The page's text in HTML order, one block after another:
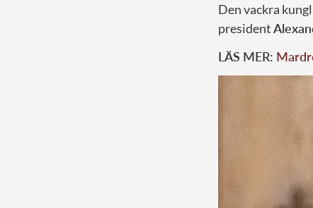
Den vackra
president
LÄS MER: